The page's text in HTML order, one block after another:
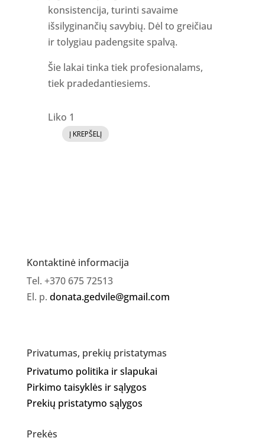
konsistencija, turinti savaime
išsilyginančių savybių. Dėl to greičiau
ir tolygiau padengsite spalvą.
Šie lakai tinka tiek profesionalams,
tiek pradedantiesiems.
Liko 1
produkto
Į KREPŠELĮ
Kontaktinė informacija
Tel. +370 675 72513
El. p. donata.gedvile@gmail.com
Privatumas, prekių pristatymas
Privatumo politika ir slapukai
Pirkimo taisyklės ir sąlygos
Prekių pristatymo sąlygos
Prekės